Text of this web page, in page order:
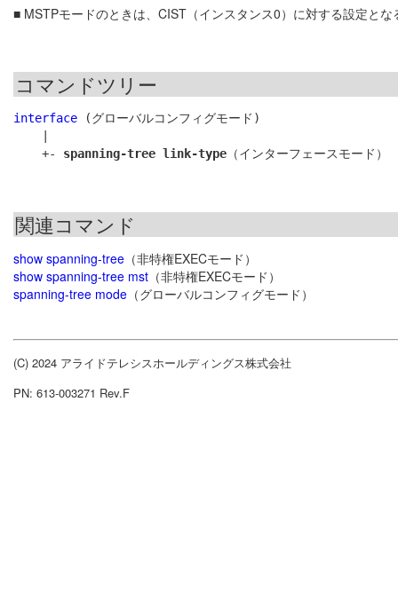
■ MSTPモードのときは、CIST（インスタンス0）に対する設定とな
コマンドツリー
interface (グローバルコンフィグモード)
    +-
spanning-tree link-type
関連コマンド
show spanning-tree （非特権EXECモード）
show spanning-tree mst （非特権EXECモード）
spanning-tree mode （グローバルコンフィグモード）
(C) 2024 アライドテレシスホールディングス株式会社
PN: 613-003271 Rev.F